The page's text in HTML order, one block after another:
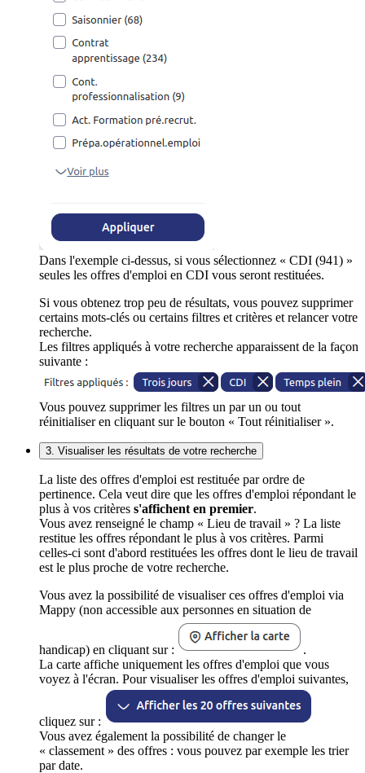
Dans l'exemple ci-dessus, si vous sélectionnez « CDI (941) »
seules les offres d'emploi en CDI vous seront restituées.
Si vous obtenez trop peu de résultats, vous pouvez supprimer
certains mots-clés ou certains filtres et critères et relancer votre
recherche.
Les filtres appliqués à votre recherche apparaissent de la façon
suivante :
Vous pouvez supprimer les filtres un par un ou tout
réinitialiser en cliquant sur le bouton « Tout réinitialiser ».
3. Visualiser les résultats de votre recherche
La liste des offres d'emploi est restituée par ordre de
pertinence. Cela veut dire que les offres d'emploi répondant le
plus à vos critères s'affichent en premier.
Vous avez renseigné le champ « Lieu de travail » ? La liste
restitue les offres répondant le plus à vos critères. Parmi
celles-ci sont d'abord restituées les offres dont le lieu de travail
est le plus proche de votre recherche.
Vous avez la possibilité de visualiser ces offres d'emploi via
Mappy (non accessible aux personnes en situation de
handicap) en cliquant sur :
.
La carte affiche uniquement les offres d'emploi que vous
voyez à l'écran. Pour visualiser les offres d'emploi suivantes,
cliquez sur :
Vous avez également la possibilité de changer le
« classement » des offres : vous pouvez par exemple les trier
par date.